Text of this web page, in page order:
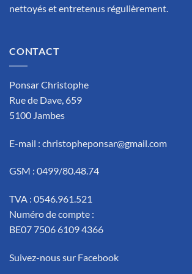
nettoyés et entretenus régulièrement.
CONTACT
Ponsar Christophe
Rue de Dave, 659
5100 Jambes
E-mail : christopheponsar@gmail.com
GSM : 0499/80.48.74
TVA : 0546.961.521
Numéro de compte :
BE07 7506 6109 4366
Suivez-nous sur Facebook